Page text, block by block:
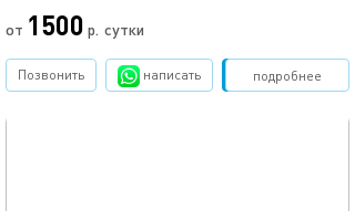
от 1500 р. сутки
подробнее
Позвонить написать Забронировать